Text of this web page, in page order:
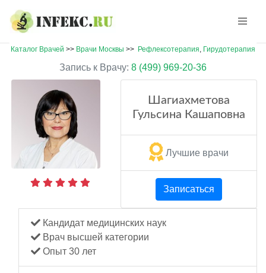
Каталог Врачей >> Врачи Москвы >> Рефлексотерапия, Гирудотерапия
Запись к Врачу: 8 (499) 969-20-36
Шагиахметова
Гульсина Кашаповна
Лучшие врачи
Записаться
Кандидат медицинских наук
Врач высшей категории
Опыт 30 лет